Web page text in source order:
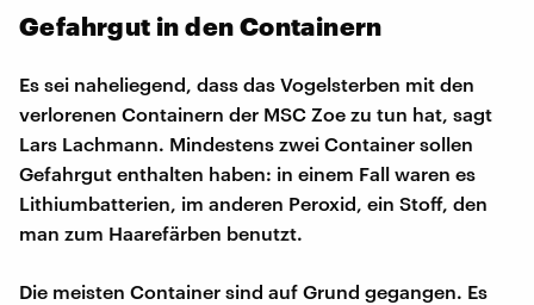
Gefahrgut in den Containern
Es sei naheliegend, dass das Vogelsterben mit den
verlorenen Containern der MSC Zoe zu tun hat, sagt
Lars Lachmann. Mindestens zwei Container sollen
Gefahrgut enthalten haben: in einem Fall waren es
Lithiumbatterien, im anderen Peroxid, ein Stoff, den
man zum Haarefärben benutzt.
Die meisten Container sind auf Grund gegangen. Es